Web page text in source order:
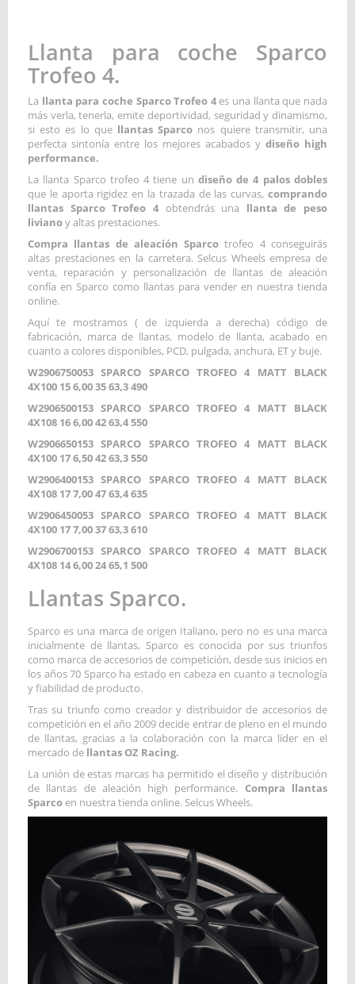
Llanta para coche Sparco
Trofeo 4.
La llanta para coche Sparco Trofeo 4es una llanta que nada
más verla, tenerla, emite deportividad, seguridad y dinamismo,
si esto es lo que llantas Sparco nos quiere transmitir, una
perfecta sintonía entre los mejores acabados y diseño high
performance.
La llanta Sparco trofeo 4 tiene un diseño de 4 palos dobles
que le aporta rigidez en la trazada de las curvas, comprando
llantas Sparco Trofeo 4obtendrás una llanta de peso
livianoy altas prestaciones.
Compra llantas de aleación Sparco trofeo 4 conseguirás
altas prestaciones en la carretera. Selcus Wheels empresa de
venta, reparación y personalización de llantas de aleación
confía en Sparco como llantas para vender en nuestra tienda
online.
Aquí te mostramos ( de izquierda a derecha) código de
fabricación, marca de llantas, modelo de llanta, acabado en
cuanto a colores disponibles, PCD, pulgada, anchura, ET y buje.
W2906750053 SPARCO SPARCO TROFEO 4 MATT BLACK
4X100 15 6,00 35 63,3 490
W2906500153 SPARCO SPARCO TROFEO 4 MATT BLACK
4X108 16 6,00 42 63,4 550
W2906650153 SPARCO SPARCO TROFEO 4 MATT BLACK
4X100 17 6,50 42 63,3 550
W2906400153 SPARCO SPARCO TROFEO 4 MATT BLACK
4X108 17 7,00 47 63,4 635
W2906450053 SPARCO SPARCO TROFEO 4 MATT BLACK
4X100 17 7,00 37 63,3 610
W2906700153 SPARCO SPARCO TROFEO 4 MATT BLACK
4X108 14 6,00 24 65,1 500
Llantas Sparco.
Sparco es una marca de origen Italiano, pero no es una marca
inicialmente de llantas, Sparco es conocida por sus triunfos
como marca de accesorios de competición, desde sus inicios en
los años 70 Sparco ha estado en cabeza en cuanto a tecnología
y fiabilidad de producto.
Tras su triunfo como creador y distribuidor de accesorios de
competición en el año 2009 decide entrar de pleno en el mundo
de llantas, gracias a la colaboración con la marca líder en el
mercado de llantas OZ Racing.
La unión de estas marcas ha permitido el diseño y distribución
de llantas de aleación high performance. Compra llantas
Sparco en nuestra tienda online. Selcus Wheels.